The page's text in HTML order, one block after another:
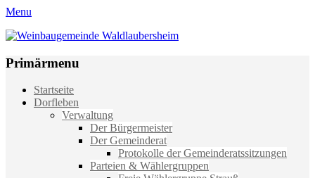
Menu
Weinbaugemeinde Waldlaubersheim
Primärmenu
Weiter
zum
Startseite
Dorfleben
Verwaltung
Der Bürgermeister
Der Gemeinderat
Protokolle der Gemeinderatssitzungen
Parteien & Wählergruppen